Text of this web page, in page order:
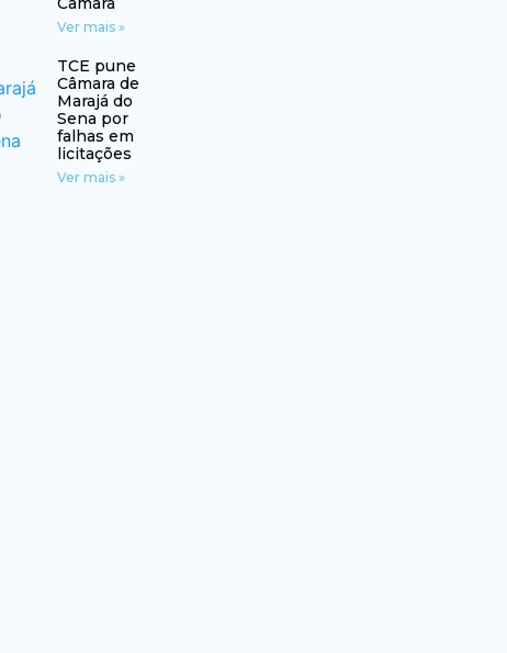
Ver mais »
TCE pune
Câmara de
Marajá do
Sena por
falhas em
licitações
Ver mais »